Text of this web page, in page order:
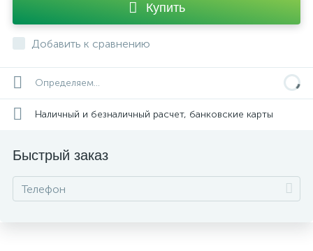
Купить
Добавить к сравнению
Определяем...
Наличный и безналичный расчет, банковские карты
Быстрый заказ